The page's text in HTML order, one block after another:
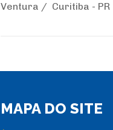
Ventura / Curitiba - PR
MAPA DO SITE